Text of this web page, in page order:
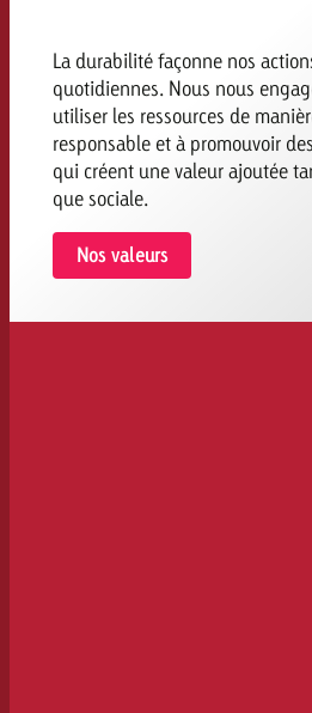
La durabilité façonne nos
quotidiennes. Nous nous
utiliser les ressources de
responsable et à promouvoir
qui créent une valeur ajoutée
que sociale.
Nos valeurs